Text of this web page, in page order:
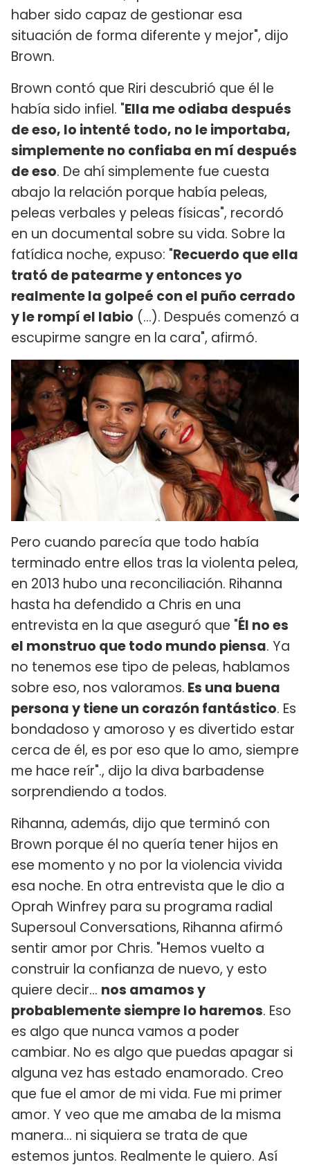
haber sido capaz de gestionar esa
situación de forma diferente y mejor", dijo
Brown.
Brown contó que Riri descubrió que él le
había sido infiel. "Ella me odiaba después
de eso, lo intenté todo, no le importaba,
simplemente no confiaba en mí después
de eso. De ahí simplemente fue cuesta
abajo la relación porque había peleas,
peleas verbales y peleas físicas", recordó
en un documental sobre su vida. Sobre la
fatídica noche, expuso: "Recuerdo que ella
trató de patearme y entonces yo
realmente la golpeé con el puño cerrado
y le rompí el labio (...). Después comenzó a
escupirme sangre en la cara", afirmó.
Pero cuando parecía que todo había
terminado entre ellos tras la violenta pelea,
en 2013 hubo una reconciliación. Rihanna
hasta ha defendido a Chris en una
entrevista en la que aseguró que "Él no es
el monstruo que todo mundo piensa. Ya
no tenemos ese tipo de peleas, hablamos
sobre eso, nos valoramos. Es una buena
persona y tiene un corazón fantástico. Es
bondadoso y amoroso y es divertido estar
cerca de él, es por eso que lo amo, siempre
me hace reír"., dijo la diva barbadense
sorprendiendo a todos.
Rihanna, además, dijo que terminó con
Brown porque él no quería tener hijos en
ese momento y no por la violencia vivida
esa noche. En otra entrevista que le dio a
Oprah Winfrey para su programa radial
Supersoul Conversations, Rihanna afirmó
sentir amor por Chris. "Hemos vuelto a
construir la confianza de nuevo, y esto
quiere decir... nos amamos y
probablemente siempre lo haremos. Eso
es algo que nunca vamos a poder
cambiar. No es algo que puedas apagar si
alguna vez has estado enamorado. Creo
que fue el amor de mi vida. Fue mi primer
amor. Y veo que me amaba de la misma
manera... ni siquiera se trata de que
estemos juntos. Realmente le quiero. Así